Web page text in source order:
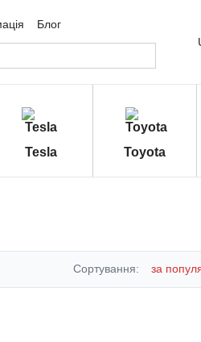
Блог
Tesla Toyota
Сортування: за